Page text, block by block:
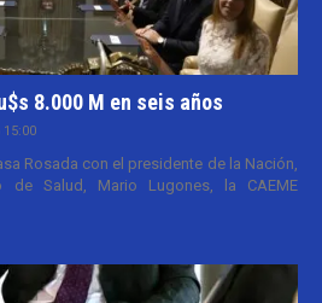
8.000 M en seis años
Rosada con el presidente de la Nación,
Salud, Mario Lugones, la CAEME